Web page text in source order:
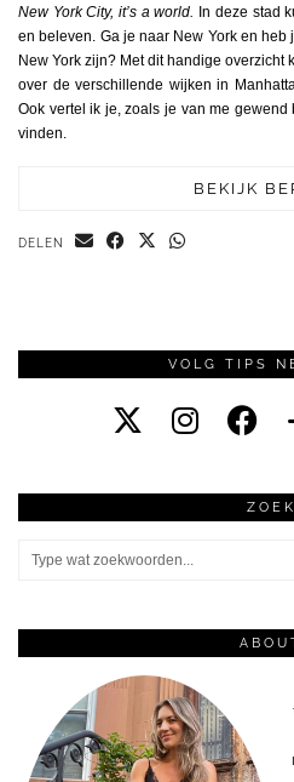
New York City, it’s a world. In deze stad
en beleven. Ga je naar New York en
New York zijn? Met dit handige overzicht
over de verschillende wijken in
Ook vertel ik je, zoals je van me gewend
vinden.
BEKIJK
DELEN
VOLG TIPS
ZOEK